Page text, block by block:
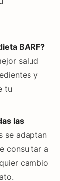
BARF?
salud
y
tu
las
se adaptan
consultar a
cambio